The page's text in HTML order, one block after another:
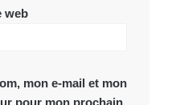
web
mon e-mail et mon
pour mon prochain